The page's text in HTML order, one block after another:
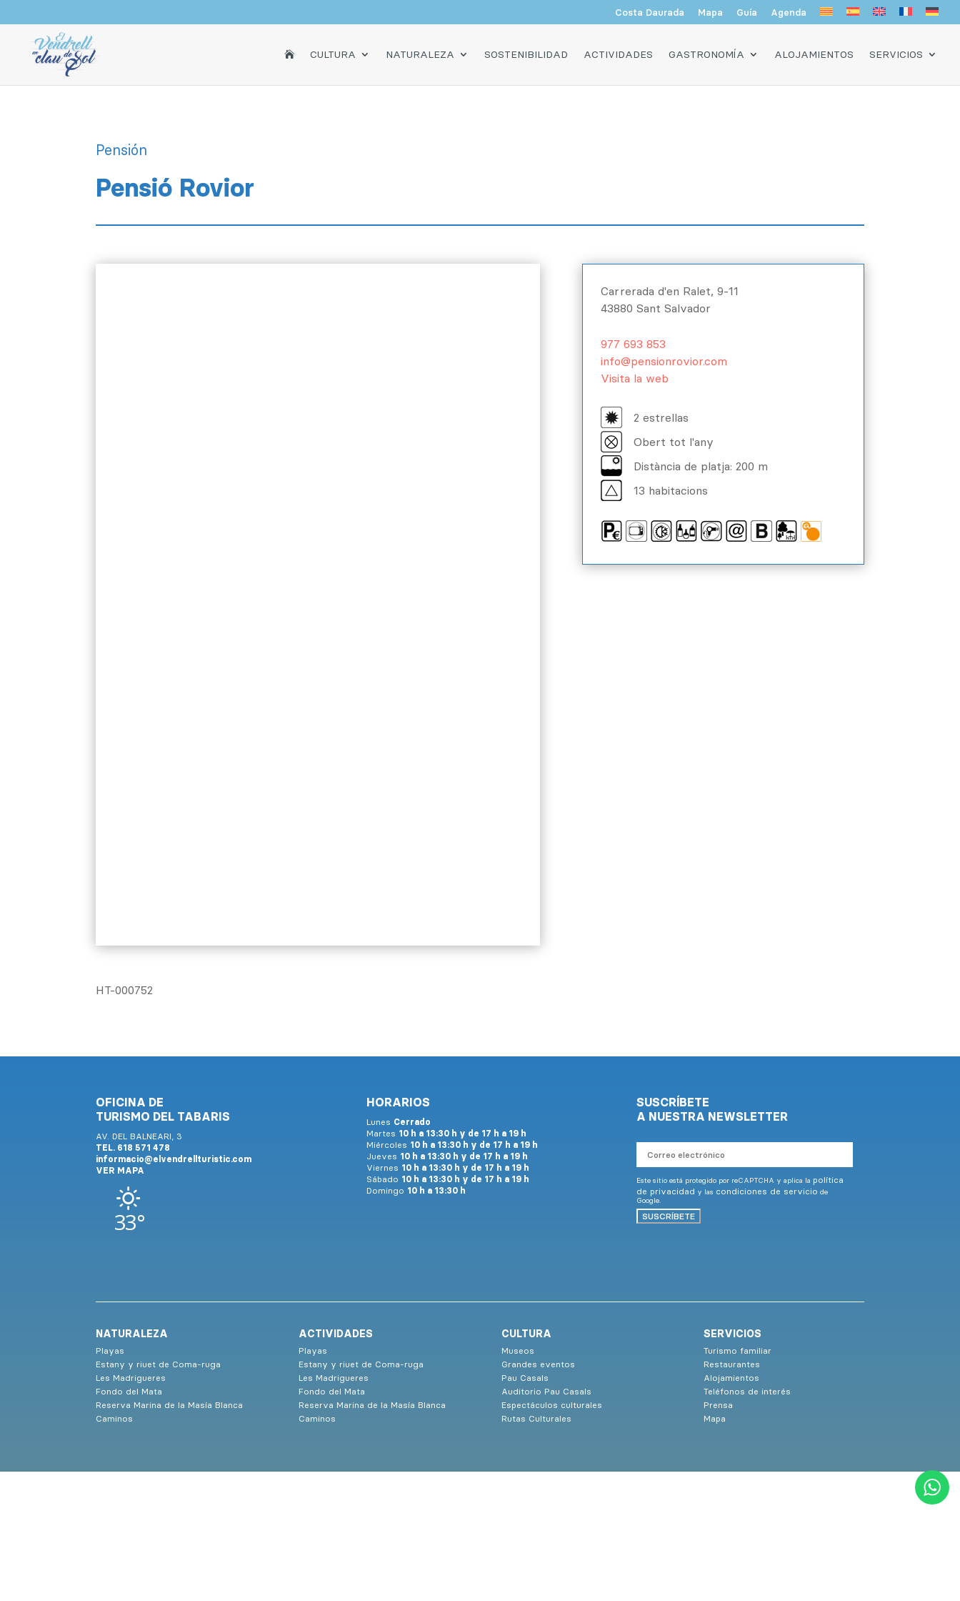
Costa Daurada Mapa Guía Agenda
INICIOCULTURA NATURALEZA SOSTENIBILIDAD ACTIVIDADES GASTRONOMÍA ALOJAMIENTOS SERVICIOS
Pensión
Pensió Rovior
HT-000752
Carrerada d'en Ralet, 9-11
43880 Sant Salvador
977 693 853
info@pensionrovior.com
Visita la web
2 estrellas
Obert tot l'any
Distància de platja: 200 m
13 habitacions
OFICINA DE
TURISMO DEL TABARIS
AV. DEL BALNEARI, 3
TEL. 618 571 478
informacio@elvendrellturistic.com
VER MAPA
33°
HORARIOS
Lunes Cerrado
Martes 10 h a 13:30 h y de 17 h a 19 h
Miércoles 10 h a 13:30 h y de 17 h a 19 h
Jueves 10 h a 13:30 h y de 17 h a 19 h
Viernes 10 h a 13:30 h y de 17 h a 19 h
Sábado 10 h a 13:30 h y de 17 h a 19 h
Domingo 10 h a 13:30 h
SUSCRÍBETE
A NUESTRA NEWSLETTER
electrónico
Este sitio está protegido por reCAPTCHA y aplica la política
de privacidad y las condiciones de servicio de
Google.
SUSCRÍBETE
NATURALEZA
Playas
Estany y riuet de Coma-ruga
Les Madrigueres
Fondo del Mata
Reserva Marina de la Masía Blanca
Caminos
ACTIVIDADES
Playas
Estany y riuet de Coma-ruga
Les Madrigueres
Fondo del Mata
Reserva Marina de la Masía Blanca
Caminos
CULTURA
Museos
Grandes eventos
Pau Casals
Auditorio Pau Casals
Espectáculos culturales
Rutas Culturales
SERVICIOS
Turismo familiar
Restaurantes
Alojamientos
Teléfonos de interés
Prensa
Mapa